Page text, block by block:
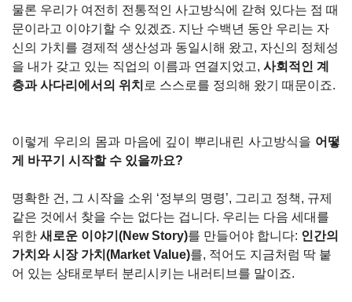
물론 우리가 여전히 전통적인 사고방식에 갇혀 있다는 점 때
문이라고 이야기할 수 있겠죠. 지난 수백년 동안 우리는 자
신의 가치를 경제적 생산성과 동일시해 왔고, 자신의 정체성
을 내가 갖고 있는 직업의 이름과 연결지었고, 사회적인 계
층과 사다리에서의 위치 로 스스로를 정의해 왔기 때문이죠.
이렇게 우리의 몸과 마음에 깊이 뿌리내린 사고방식을 어떻
게 바꾸기 시작할 수 있을까요?
명확한 건, 그 시작을 소위 ‘정부의 명령’, 그리고 정책, 규제
같은 것에서 찾을 수는 없다는 겁니다. 우리는 다음 세대를
위한 새로운 이야기(New Story)를 만들어야 합니다: 인간의
가치와 시장 가치(Market Value)를, 적어도 지금처럼 딱 붙
어 있는 상태로부터 분리시키는 내러티브를 말이죠.